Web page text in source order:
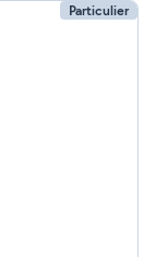
Particulier